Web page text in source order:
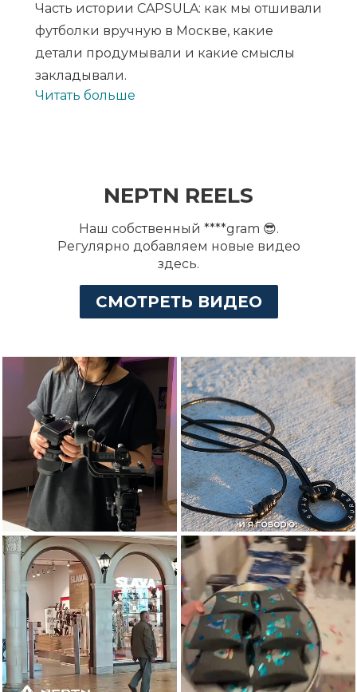
Часть истории CAPSULA: как мы отшивали
футболки вручную в Москве, какие
детали продумывали и какие смыслы
закладывали.
Читать больше
NEPTN REELS
Наш собственный ****gram 😎.
Регулярно добавляем новые видео
здесь.
СМОТРЕТЬ ВИДЕО